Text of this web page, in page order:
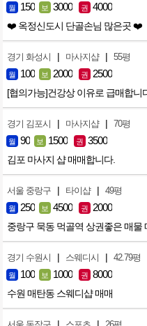
월 150 보 3000 권 4000
❤️ 옥정신도시 단골손님 많은곳 ❤️
경기 화성시 | 마사지샵 | 55평
월 100 보 2000 권 2500
[협의가능]건강상 이유로 급매합니
경기 김포시 | 마사지샵 | 70평
월 90 보 1500 권 3500
김포 마사지 샵 매매합니다.
서울 중랑구 | 타이샵 | 49평
월 250 보 4500 권 2000
중랑구 묵동 먹골역 상권좋은 매물
경기 수원시 | 스웨디시 | 42.79평
월 100 보 1000 권 8000
수원 매탄동 스웨디샵 매매